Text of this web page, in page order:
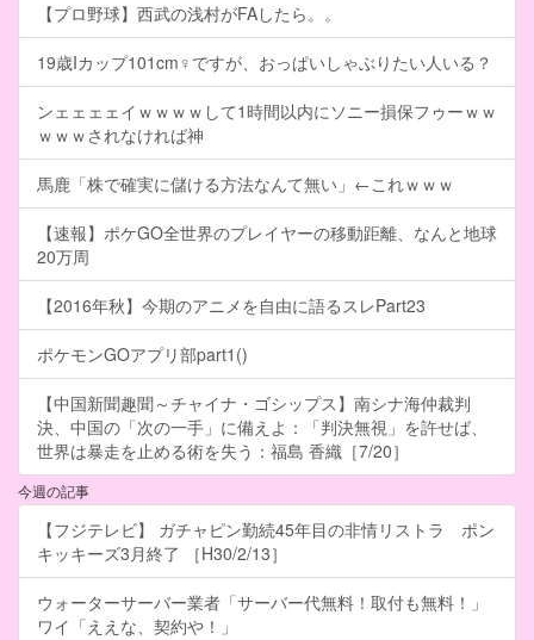
【プロ野球】西武の浅村がFAしたら。。
19歳Iカップ101cm♀ですが、おっぱいしゃぶりたい人いる？
ンェェェェイｗｗｗｗして1時間以内にソニー損保フゥーｗｗ
ｗｗｗされなければ神
馬鹿「株で確実に儲ける方法なんて無い」←これｗｗｗ
【速報】ポケGO全世界のプレイヤーの移動距離、なんと地球
20万周
【2016年秋】今期のアニメを自由に語るスレPart23
ポケモンGOアプリ部part1()
【中国新聞趣聞～チャイナ・ゴシップス】南シナ海仲裁判
決、中国の「次の一手」に備えよ：「判決無視」を許せば、
世界は暴走を止める術を失う：福島 香織［7/20］
今週の記事
【フジテレビ】 ガチャピン勤続45年目の非情リストラ ポン
キッキーズ3月終了 ［H30/2/13］
ウォーターサーバー業者「サーバー代無料！取付も無料！」
ワイ「ええな、契約や！」